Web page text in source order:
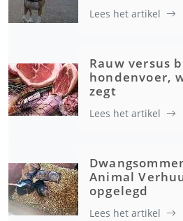
Lees het artikel
Rauw versus
hondenvoer,
zegt
Lees het artikel
Animal
opgelegd
Lees het artikel